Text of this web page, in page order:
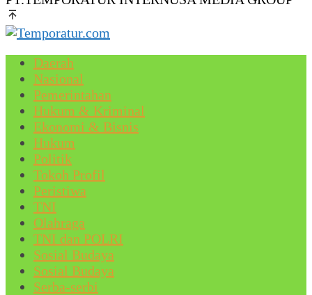
Daerah
Nasional
Pemerintahan
Hukum & Kriminal
Ekonomi & Bisnis
Hukum
Politik
Tokoh Profil
Peristiwa
TNI
Olahraga
TNI dan POLRI
Sosial Budaya
Sosial Budaya
Serba-serbi